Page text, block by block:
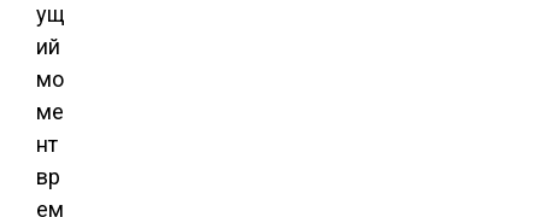
ущ
ий
мо
ме
нт
вр
ем